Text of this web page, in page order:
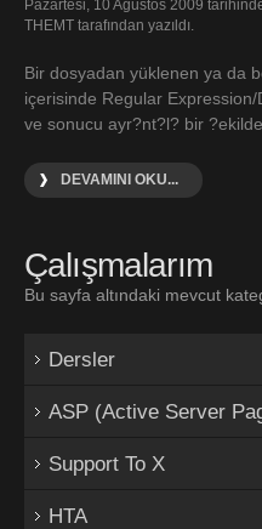
Pazartesi, 10 Ağustos 2009 tarihinde
THEMT tarafından yazıldı.
Bir dosyadan yüklenen ya da
içerisinde Regular
ve sonucu ayr?nt?l? bir
DEVAMINI OKU...
Çalışmalarım
Bu sayfa altındaki mevcut
Dersler
ASP (Active Server
Support To X
HTA